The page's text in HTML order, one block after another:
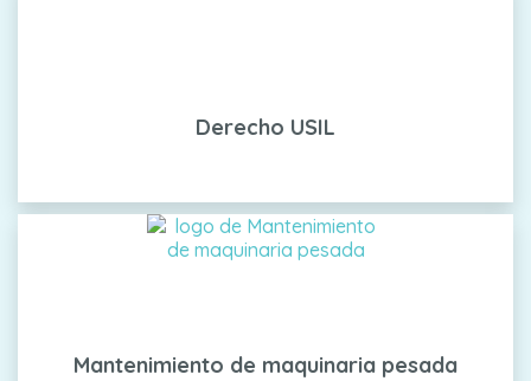
Derecho USIL
Mantenimiento de maquinaria pesada